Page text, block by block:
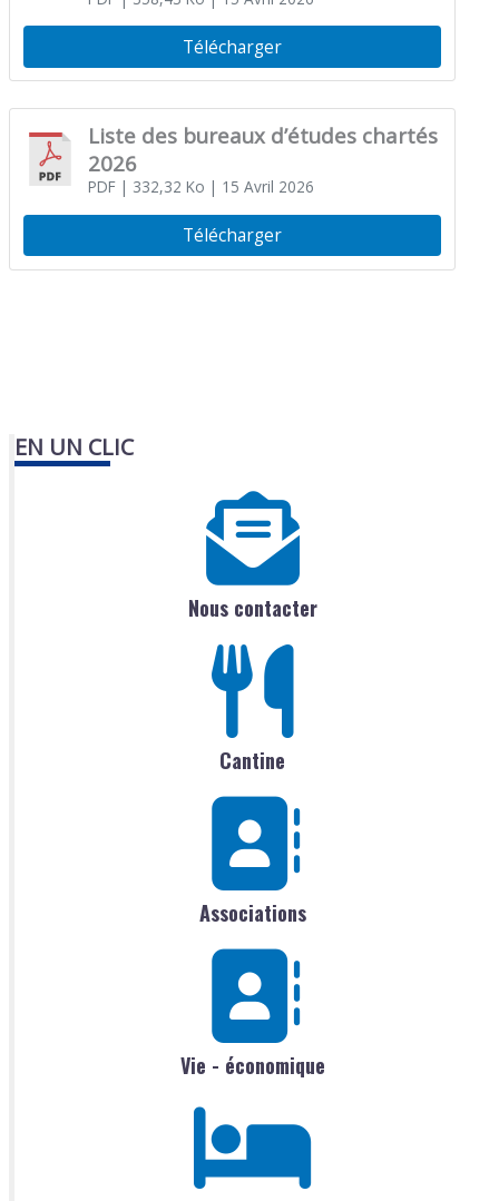
Télécharger
Liste des bureaux d’études chartés
2026
PDF| 332,32 Ko | 15 Avril 2026
Télécharger
EN UN CLIC
Nous contacter
Cantine
Associations
Vie - économique